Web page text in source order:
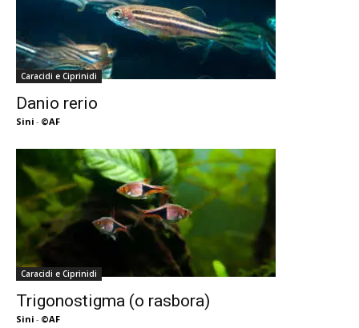
Caracidi e Ciprinidi
Danio rerio
Sini - ©AF
Caracidi e Ciprinidi
Trigonostigma (o rasbora)
Sini - ©AF